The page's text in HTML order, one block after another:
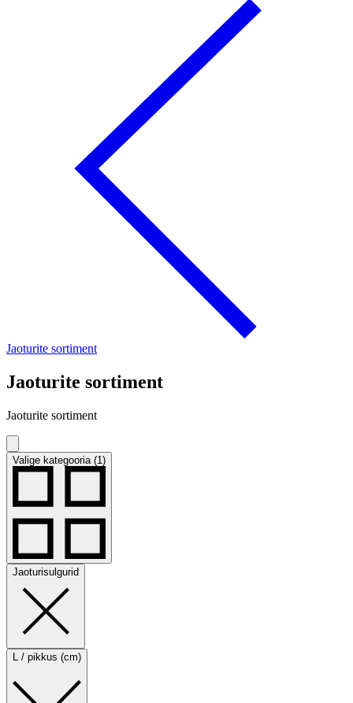
Jaoturite sortiment
Jaoturite sortiment
Jaoturite sortiment
Valige kategooria (1)
Jaoturisulgurid
L / pikkus (cm)